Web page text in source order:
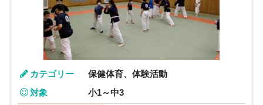
カテゴリー
保健体育、体験活動
対象
小1～中3